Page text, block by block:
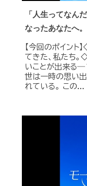
「人生ってなん
なったあなたへ。
【今回のポイン
てきた、私たち。
いことが出来る―
世は一時の思い出
れている。 この...